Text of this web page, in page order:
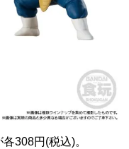
308円(税込)。